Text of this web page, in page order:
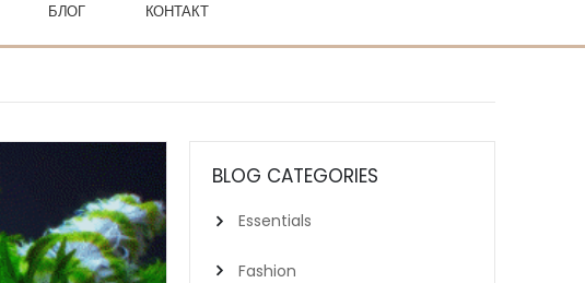
БЛОГ КОНТАКТ
BLOG CATEGORIES
Essentials
Fashion